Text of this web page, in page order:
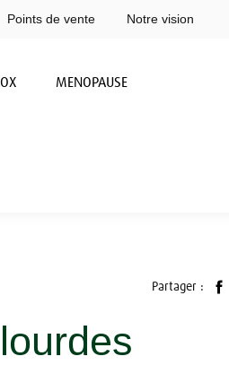
Points de vente Notre vision
MENOPAUSE
Partager :